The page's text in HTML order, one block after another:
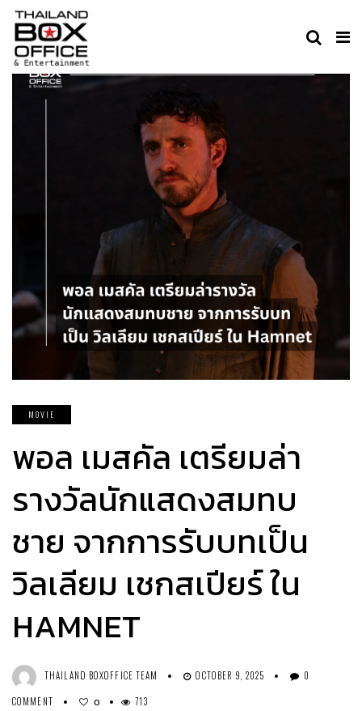
MOVIE
พอล เมสคัล เตรียมล่า
รางวัลนักแสดงสมทบ
ชาย จากการรับบทเป็น
วิลเลียม เชกสเปียร์ ใน
HAMNET
THAILAND BOXOFFICE TEAM OCTOBER 9, 2025
0
COMMENT
0 713